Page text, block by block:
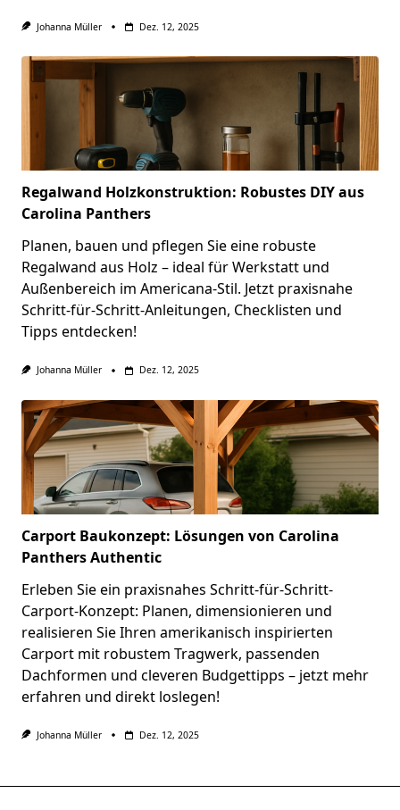
Johanna Müller Dez. 12, 2025
Regalwand Holzkonstruktion: Robustes DIY aus
Carolina Panthers
Planen, bauen und pflegen Sie eine robuste
Regalwand aus Holz – ideal für Werkstatt und
Außenbereich im Americana-Stil. Jetzt praxisnahe
Schritt-für-Schritt-Anleitungen, Checklisten und
Tipps entdecken!
Johanna Müller Dez. 12, 2025
Carport Baukonzept: Lösungen von Carolina
Panthers Authentic
Erleben Sie ein praxisnahes Schritt-für-Schritt-
Carport-Konzept: Planen, dimensionieren und
realisieren Sie Ihren amerikanisch inspirierten
Carport mit robustem Tragwerk, passenden
Dachformen und cleveren Budgettipps – jetzt mehr
erfahren und direkt loslegen!
Johanna Müller Dez. 12, 2025